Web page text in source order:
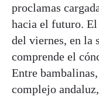
proclamas
hacia el futuro. El
del viernes, en la
comprende el
Entre
complejo